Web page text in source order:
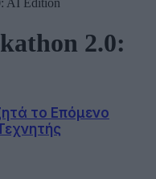
AI Edition
2.0:
το Επόμενο